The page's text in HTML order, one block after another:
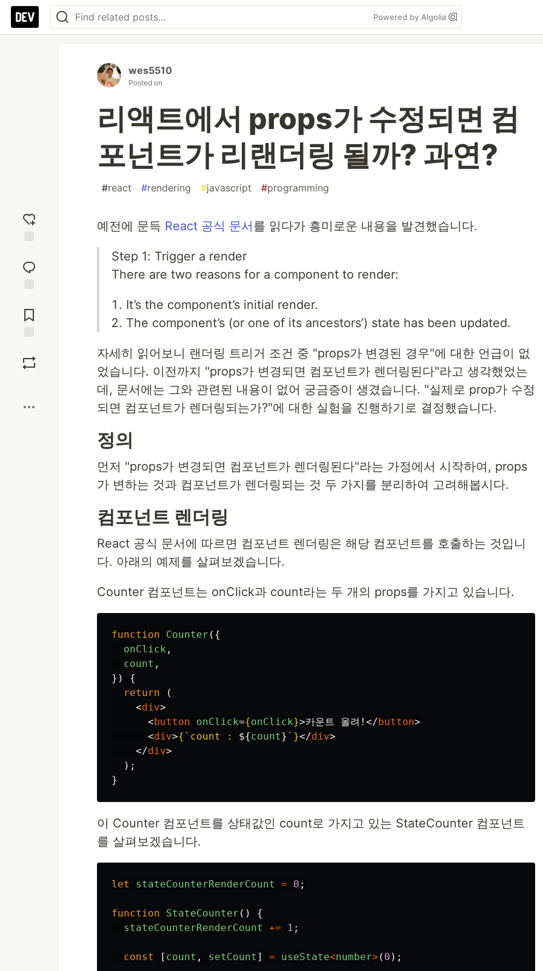
Powered by Algolia
reaction
Comments
wes5510
Posted on
리액트에서 props가 수정되면 컴
포넌트가 리랜더링 될까? 과연?
#react #rendering #javascript #programming
예전에 문득 React 공식 문서를 읽다가 흥미로운 내용을 발견했습니다.
Step 1: Trigger a render
There are two reasons for a component to render:
It’s the component’s initial render.
The component’s (or one of its ancestors’) state has been updated.
자세히 읽어보니 랜더링 트리거 조건 중 "props가 변경된 경우"에 대한 언급이 없
었습니다. 이전까지 "props가 변경되면 컴포넌트가 렌더링된다"라고 생각했었는
데, 문서에는 그와 관련된 내용이 없어 궁금증이 생겼습니다. "실제로 prop가 수정
되면 컴포넌트가 렌더링되는가?"에 대한 실험을 진행하기로 결정했습니다.
정의
먼저 "props가 변경되면 컴포넌트가 렌더링된다"라는 가정에서 시작하여, props
가 변하는 것과 컴포넌트가 렌더링되는 것 두 가지를 분리하여 고려해봅시다.
컴포넌트 렌더링
React 공식 문서에 따르면 컴포넌트 렌더링은 해당 컴포넌트를 호출하는 것입니
다. 아래의 예제를 살펴보겠습니다.
Counter 컴포넌트는 onClick과 count라는 두 개의 props를 가지고 있습니다.
function Counter ({
onClick ,
count ,
})
{
return
(
<div>
<button onClick={onClick}>카운트 올려! </button>
<div>{ `count : ${count} ` }</div>
</div>
);
}
이 Counter 컴포넌트를 상태값인 count로 가지고 있는 StateCounter 컴포넌트
를 살펴보겠습니다.
let stateCounterRenderCount = 0 ;
function StateCounter ()
{
stateCounterRenderCount
+= 1 ;
const [ count , setCount ] = useState<number> ( 0 );